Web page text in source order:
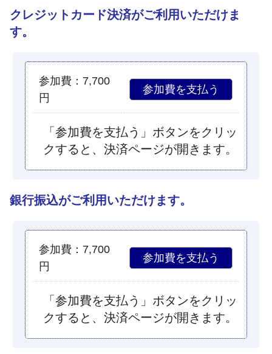
クレジットカード決済がご利用いただけま
す。
参加費：7,700
円
「参加費を支払う」ボタンをクリッ
クすると、決済ページが開きます。
銀行振込がご利用いただけます。
参加費：7,700
円
「参加費を支払う」ボタンをクリッ
クすると、決済ページが開きます。